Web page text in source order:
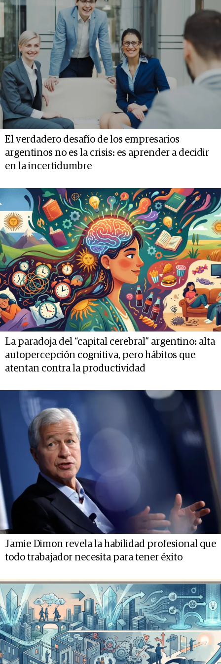
El verdadero desafío de los empresarios
argentinos no es la crisis: es aprender a decidir
en la incertidumbre
La paradoja del “capital cerebral” argentino: alta
autopercepción cognitiva, pero hábitos que
atentan contra la productividad
Jamie Dimon revela la habilidad profesional que
todo trabajador necesita para tener éxito